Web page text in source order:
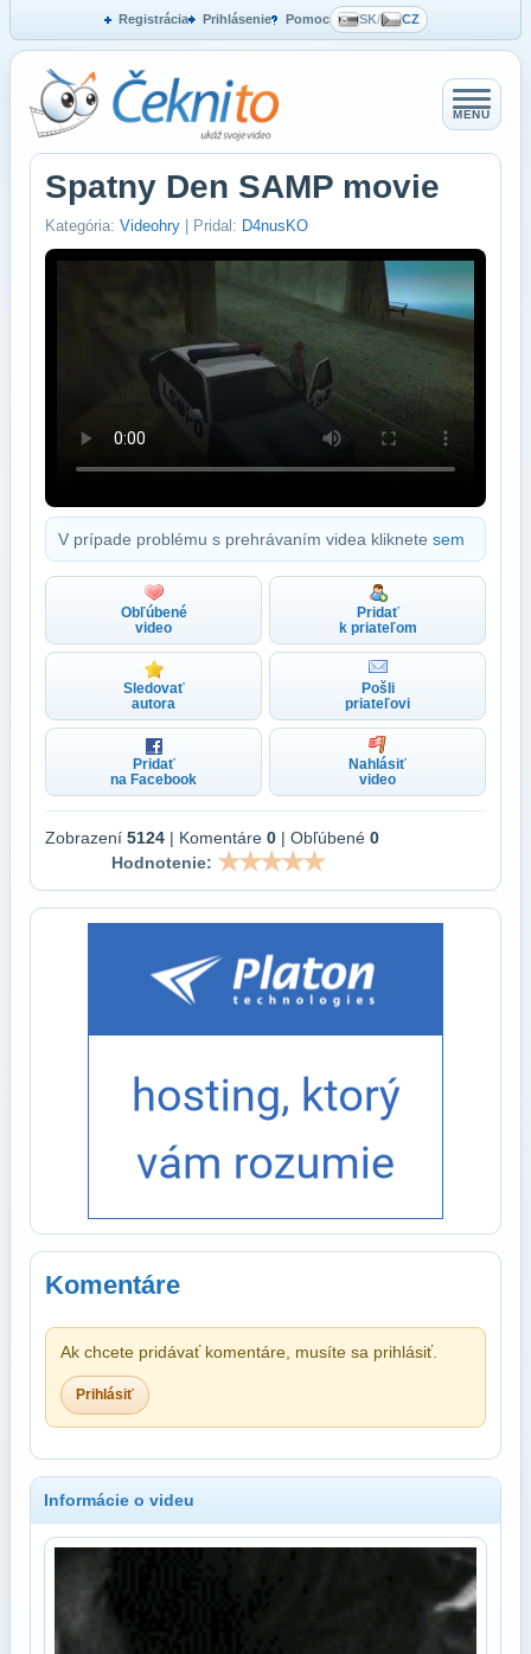
Registrácia Prihlásenie Pomoc SK/ CZ
MENU
Spatny Den SAMP movie
Kategória: Videohry | Pridal: D4nusKO
V prípade problému s prehrávaním videa kliknete sem
Obľúbené
video
Pridať
k priateľom
Sledovať
autora
Pošli
priateľovi
Pridať
na Facebook
Nahlásiť
video
Zobrazení 5124 | Komentáre 0 | Obľúbené 0
Hodnotenie:
Komentáre
Ak chcete pridávať komentáre, musíte sa prihlásiť.
Prihlásiť
Informácie o videu